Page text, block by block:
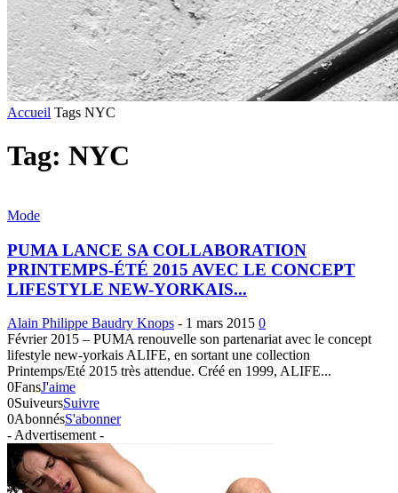
Accueil Tags NYC
Tag: NYC
Mode
PUMA LANCE SA COLLABORATION
PRINTEMPS-ÉTÉ 2015 AVEC LE CONCEPT
LIFESTYLE NEW-YORKAIS...
Alain Philippe Baudry Knops - 1 mars 2015 0
Février 2015 – PUMA renouvelle son partenariat avec le concept
lifestyle new-yorkais ALIFE, en sortant une collection
Printemps/Eté 2015 très attendue. Créé en 1999, ALIFE...
0FansJ'aime
0SuiveursSuivre
0AbonnésS'abonner
- Advertisement -